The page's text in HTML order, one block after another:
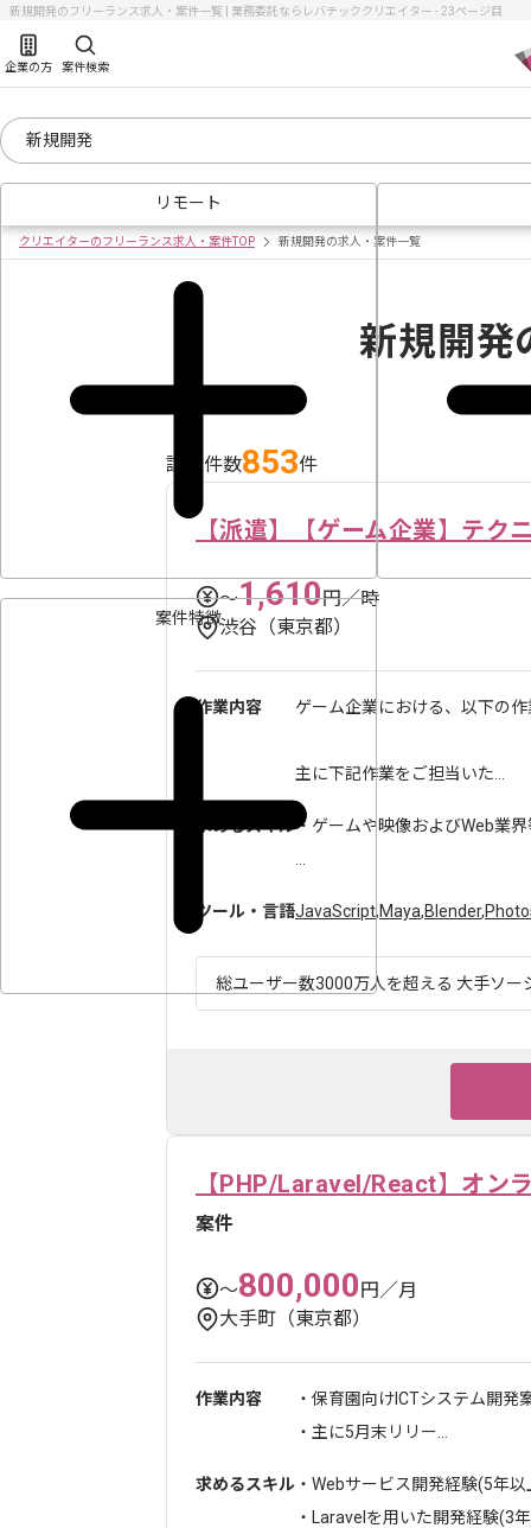
新規開発のフリーランス求人・案件一覧 | 業務委託ならレバテッククリエイター - 23ページ目
企業の方 案件検索
リモート
案件特徴
クリエイターのフリーランス求人・案件TOP 新規開発の求人・案件一覧
新規開発
該当件数853件
【派遣】【ゲーム企業】テク
〜1,610円／時
渋谷（東京都）
作業内容 ゲーム企業における、以下の
主に下記作業をご担当いた...
求めるスキル・ゲームや映像およびWeb業
ツール・言語JavaScript,Maya,Blender,
総ユーザー数3000万人を超える 大手ソ
【PHP/Laravel/React】オン
案件
〜800,000円／月
大手町（東京都）
作業内容
・保育園向けICTシステム開発
・主に5月末リリー...
求めるスキル ・Webサービス開発経験(5年以
・Laravelを用いた開発経験(3